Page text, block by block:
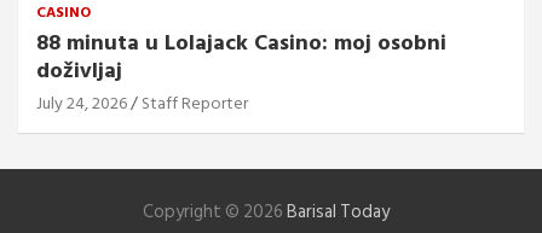
CASINO
88 minuta u Lolajack Casino: moj osobni
doživljaj
July 24, 2026 Staff Reporter
Copyright © 2026Barisal Today